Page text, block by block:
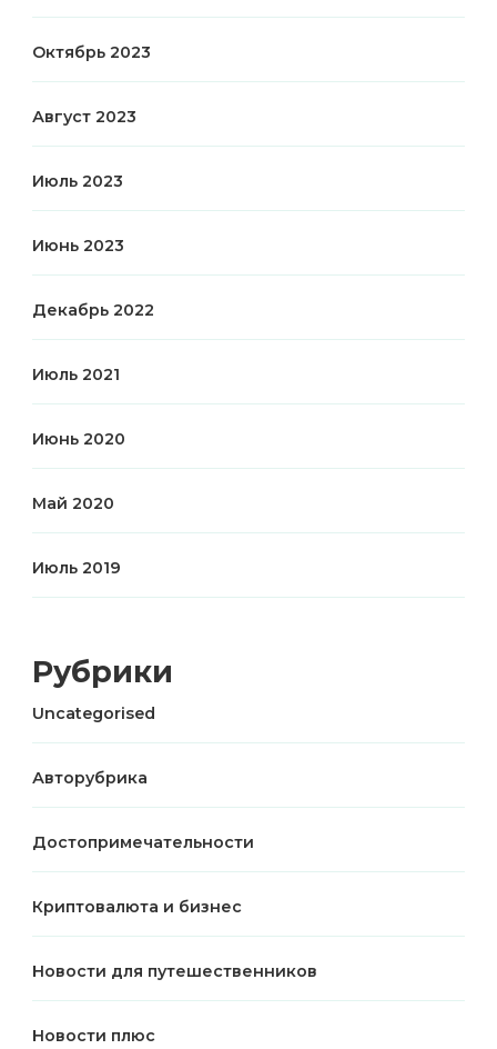
Октябрь 2023
Август 2023
Июль 2023
Июнь 2023
Декабрь 2022
Июль 2021
Июнь 2020
Май 2020
Июль 2019
Рубрики
Uncategorised
Авторубрика
Достопримечательности
Криптовалюта и бизнес
Новости для путешественников
Новости плюс